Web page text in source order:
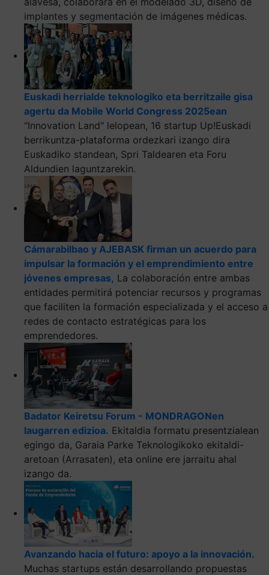
implantes y segmentación de imágenes médicas.
Euskadi herrialde teknologiko eta berritzaile gisa
agertu da Mobile World Congress 2025ean
"Innovation Land" lelopean, 16 startup Up!Euskadi
berrikuntza-plataforma ordezkari izango dira
Euskadiko standean, Spri Taldearen eta Foru
Aldundien laguntzarekin.
Cámarabilbao y AJEBASK firman un acuerdo para
impulsar la formación y el emprendimiento entre
jóvenes empresas, La colaboración entre ambas
entidades permitirá potenciar recursos y programas
que faciliten la formación especializada y el acceso a
redes de contacto estratégicas para los
emprendedores.
Badator Keiretsu Forum - MONDRAGONen
laugarren edizioa. Ekitaldia formatu presentzialean
egingo da, Garaia Parke Teknologikoko ekitaldi-
aretoan (Arrasaten), eta online ere jarraitu ahal
izango da.
Avanzando hacia el futuro: apoyo a la innovación.
Muchas startups están desarrollando propuestas